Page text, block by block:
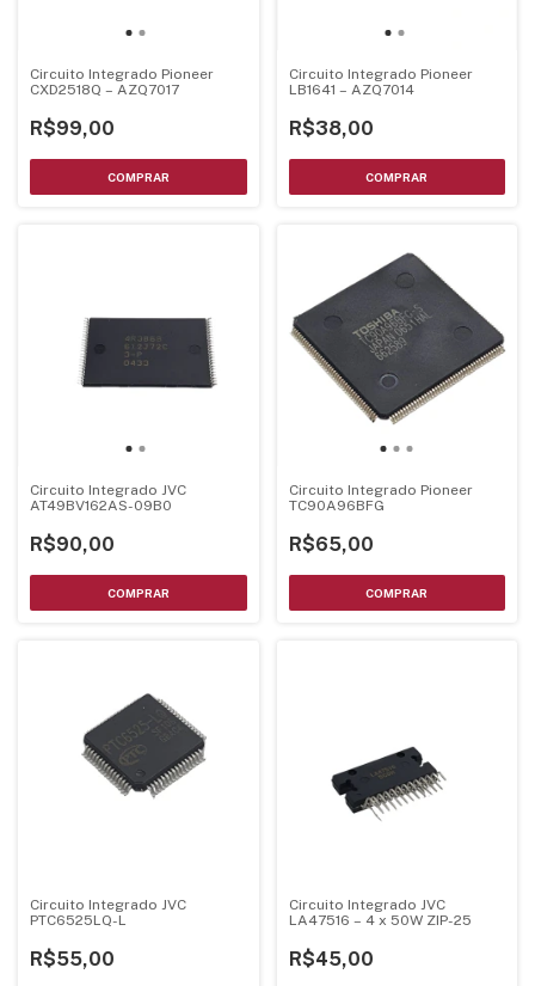
Circuito Integrado Pioneer
CXD2518Q – AZQ7017
R$99,00
Circuito Integrado Pioneer
LB1641 – AZQ7014
R$38,00
Circuito Integrado JVC
AT49BV162AS-09B0
R$90,00
Circuito Integrado Pioneer
TC90A96BFG
R$65,00
Circuito Integrado JVC
PTC6525LQ-L
R$55,00
Circuito Integrado JVC
LA47516 – 4 x 50W ZIP-25
R$45,00